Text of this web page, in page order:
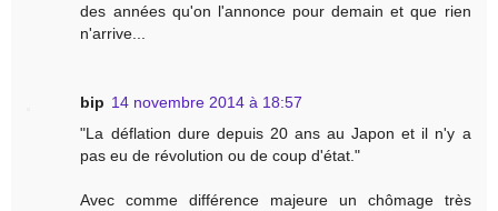
des années qu'on l'annonce pour demain et que rien
n'arrive...
bip 14 novembre 2014 à 18:57
"La déflation dure depuis 20 ans au Japon et il n'y a
pas eu de révolution ou de coup d'état."
Avec comme différence majeure un chômage très